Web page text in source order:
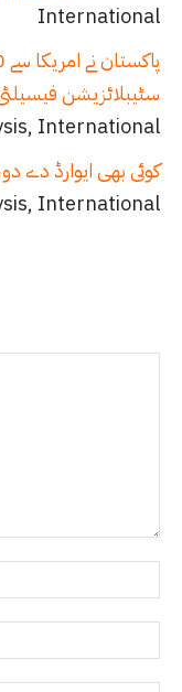
International
سٹیبلائزیشن
International
کوئی بھی ایوارڈ دے
International